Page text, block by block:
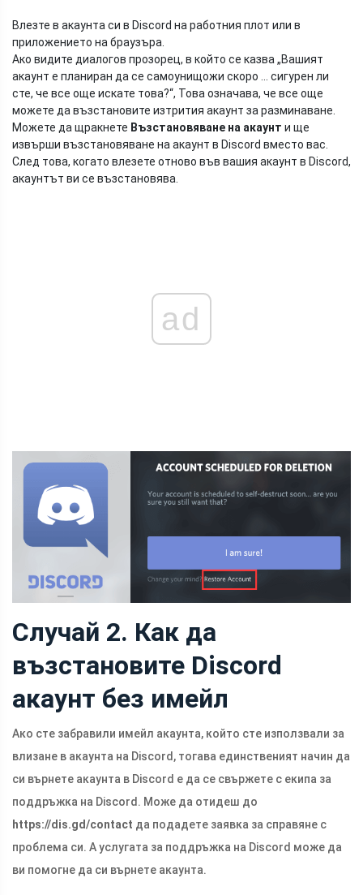
Влезте в акаунта си в Discord на работния плот или в
приложението на браузъра.
Ако видите диалогов прозорец, в който се казва „Вашият
акаунт е планиран да се самоунищожи скоро ... сигурен ли
сте, че все още искате това?“, Това означава, че все още
можете да възстановите изтрития акаунт за разминаване.
Можете да щракнете Възстановяване на акаунт и ще
извърши възстановяване на акаунт в Discord вместо вас.
След това, когато влезете отново във вашия акаунт в Discord,
акаунтът ви се възстановява.
ad
Случай 2. Как да
възстановите Discord
акаунт без имейл
Ако сте забравили имейл акаунта, който сте използвали за
влизане в акаунта на Discord, тогава единственият начин да
си върнете акаунта в Discord е да се свържете с екипа за
поддръжка на Discord. Може да отидеш до
https://dis.gd/contact да подадете заявка за справяне с
проблема си. А услугата за поддръжка на Discord може да
ви помогне да си върнете акаунта.